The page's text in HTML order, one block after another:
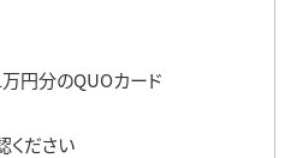
円分のQUOカード
ください